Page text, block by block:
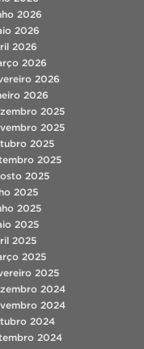
2026
2026
2026
2026
2026
2026
2025
2025
2025
2025
2025
2025
2025
2025
2025
2025
2025
2024
2024
2024
2024